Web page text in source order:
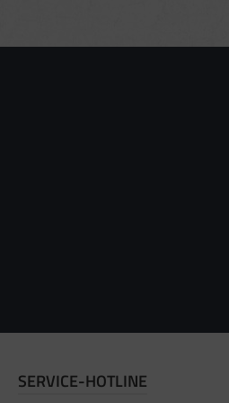
SERVICE-HOTLINE